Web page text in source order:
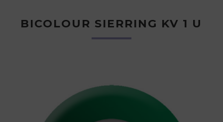
BICOLOUR SIERRING KV 1 U